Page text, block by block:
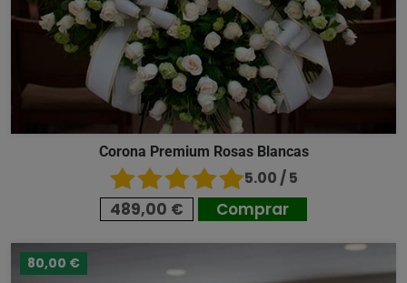
Corona Premium Rosas Blancas
5.00 / 5
489,00 € Comprar
80,00 €